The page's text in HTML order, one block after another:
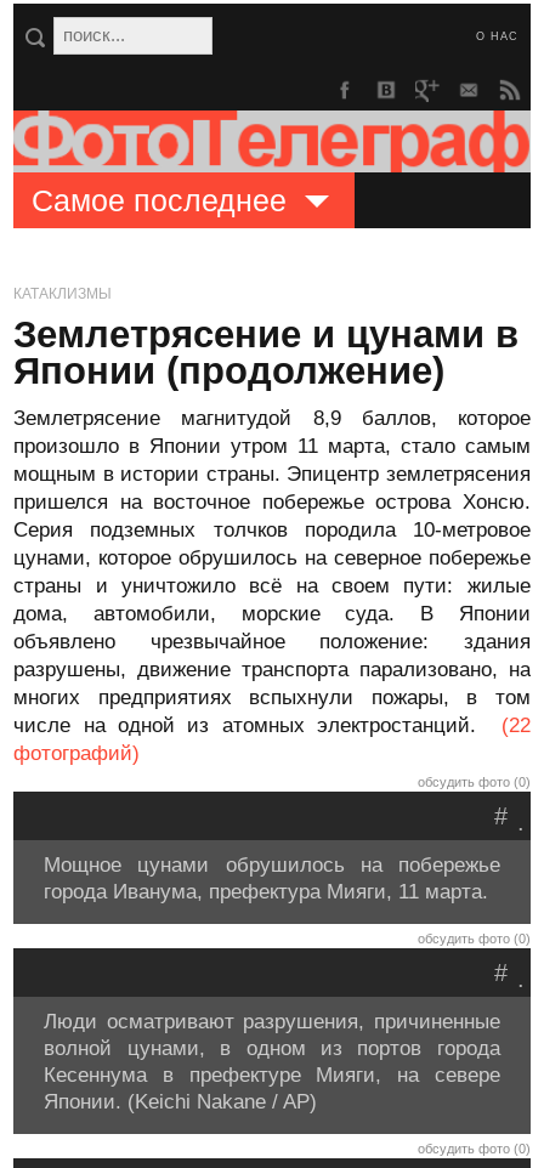
О НАС
Самое последнее
КАТАКЛИЗМЫ
Землетрясение и цунами в
Японии (продолжение)
Землетрясение магнитудой 8,9 баллов, которое
произошло в Японии утром 11 марта, стало самым
мощным в истории страны. Эпицентр землетрясения
пришелся на восточное побережье острова Хонсю.
Серия подземных толчков породила 10-метровое
цунами, которое обрушилось на северное побережье
страны и уничтожило всё на своем пути: жилые
дома, автомобили, морские суда. В Японии
объявлено чрезвычайное положение: здания
разрушены, движение транспорта парализовано, на
многих предприятиях вспыхнули пожары, в том
числе на одной из атомных электростанций. (22
фотографий)
обсудить фото (0)
.
#
Мощное цунами обрушилось на побережье
города Иванума, префектура Мияги, 11 марта.
обсудить фото (0)
.
#
Люди осматривают разрушения, причиненные
волной цунами, в одном из портов города
Кесеннума в префектуре Мияги, на севере
Японии. (Keichi Nakane / AP)
обсудить фото (0)